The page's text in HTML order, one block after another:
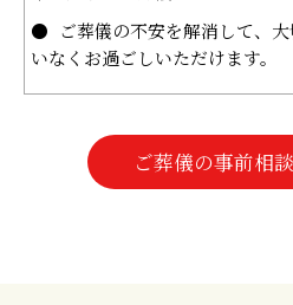
ご葬儀の不安を解消して、
いなくお過ごしいただけます。
ご葬儀の事前相